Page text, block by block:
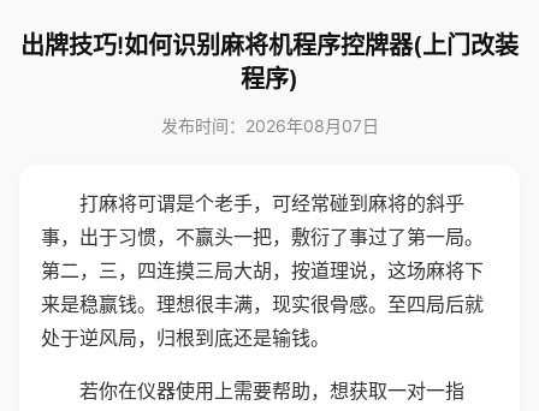
出牌技巧!如何识别麻将机程序控牌器(上门改装
程序)
发布时间：2026年08月07日
打麻将可谓是个老手，可经常碰到麻将的斜乎
事，出于习惯，不赢头一把，敷衍了事过了第一局。
第二，三，四连摸三局大胡，按道理说，这场麻将下
来是稳赢钱。理想很丰满，现实很骨感。至四局后就
处于逆风局，归根到底还是输钱。
若你在仪器使用上需要帮助，想获取一对一指